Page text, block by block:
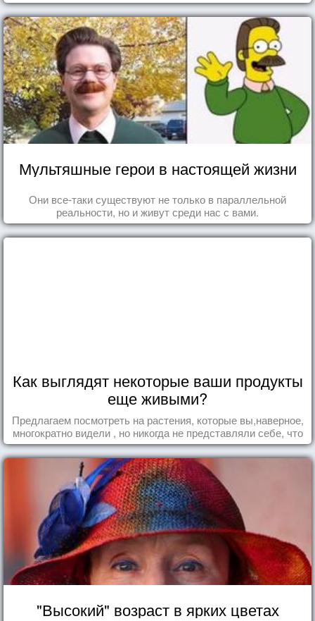
Мультяшные герои в настоящей жизни
Они все-таки существуют не только в параллельной
реальности, но и живут среди нас с вами.
Как выглядят некоторые ваши продукты
еще живыми?
Предлагаем посмотреть на растения, которые вы,наверное,
многократно видели , но никогда не представляли себе, что
употребляете их в пищу.
"Высокий" возраст в ярких цветах